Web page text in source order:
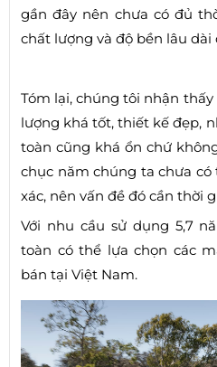
gần đây nên chưa có đủ
chất lượng và độ bền lâu
Tóm lại, chúng tôi nhận
lượng khá tốt, thiết kế đẹp,
toàn cũng khá ổn chứ
chục năm chúng ta chưa
xác, nên vấn đề đó cần thời
Với nhu cầu sử dụng 5,7
toàn có thể lựa chọn các
bán tại Việt Nam.